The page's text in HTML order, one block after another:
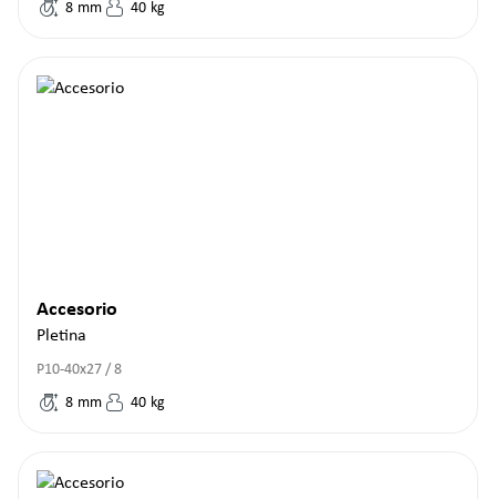
8 mm 40 kg
Accesorio
Pletina
P10-40x27 / 8
8 mm 40 kg